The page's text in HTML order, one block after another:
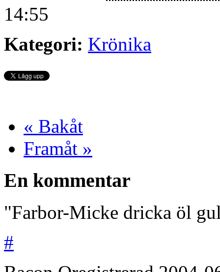
14:55
Kategori: Krönika
« Bakåt
Framåt »
En kommentar
"Farbor-Micke dricka öl
#